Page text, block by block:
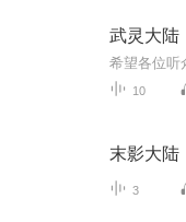
武灵大陆
希望各位听
10
末影大陆
3